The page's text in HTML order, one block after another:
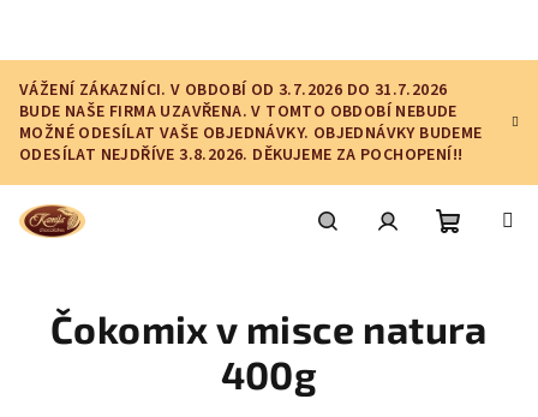
obsah
VÁŽENÍ ZÁKAZNÍCI. V OBDOBÍ OD 3.7.2026 DO 31.7.2026
BUDE NAŠE FIRMA UZAVŘENA. V TOMTO OBDOBÍ NEBUDE
MOŽNÉ ODESÍLAT VAŠE OBJEDNÁVKY. OBJEDNÁVKY BUDEME
ODESÍLAT NEJDŘÍVE 3.8.2026. DĚKUJEME ZA POCHOPENÍ!!
košík
Čokomix v misce natura
400g